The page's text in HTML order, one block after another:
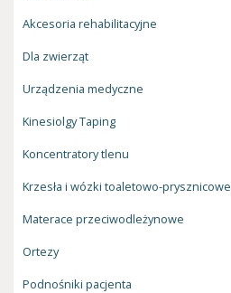
Akcesoria rehabilitacyjne
Dla zwierząt
Urządzenia medyczne
Kinesiolgy Taping
Koncentratory tlenu
Krzesła i wózki toaletowo-prysznicowe
Materace przeciwodleżynowe
Ortezy
Podnośniki pacjenta